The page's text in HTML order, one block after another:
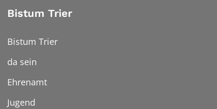
Bistum Trier
Bistum Trier
da sein
Ehrenamt
Jugend